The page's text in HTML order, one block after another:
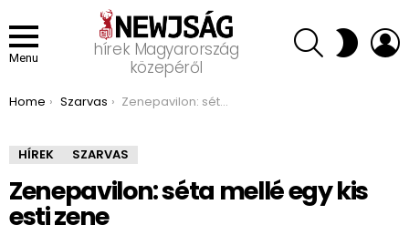
Menu
hírek Magyarország
közepéről
SEARCH SWITCH
SKIN
You are here:
Home Szarvas Zenepavilon: séta mellé egy kis esti zene
HÍREK SZARVAS
Zenepavilon: séta mellé egy kis
esti zene